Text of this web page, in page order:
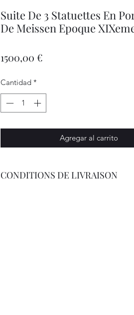
Suite De 3 Statuettes En
De Meissen Epoque
1500,00 €
Cantidad *
Agregar al carrito
CONDITIONS DE LIVRAISON